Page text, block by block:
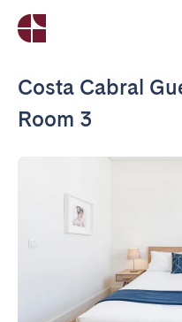
Costa Cabral
Room 3